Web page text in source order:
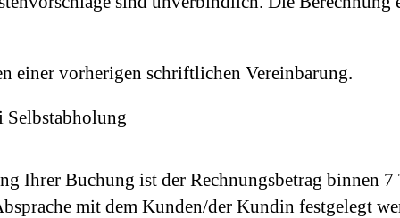
einer vorherigen schriftlichen Vereinbarung.
Selbstabholung
Ihrer Buchung ist der Rechnungsbetrag binnen
mit dem Kunden/der Kundin festgelegt